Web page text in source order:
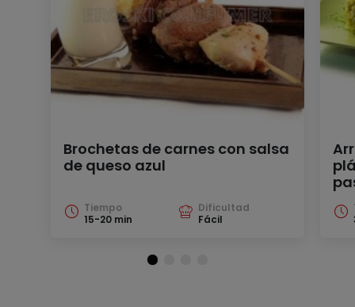
Brochetas de carnes con salsa
de queso azul
Tiempo
15-20 min
Dificultad
Fácil